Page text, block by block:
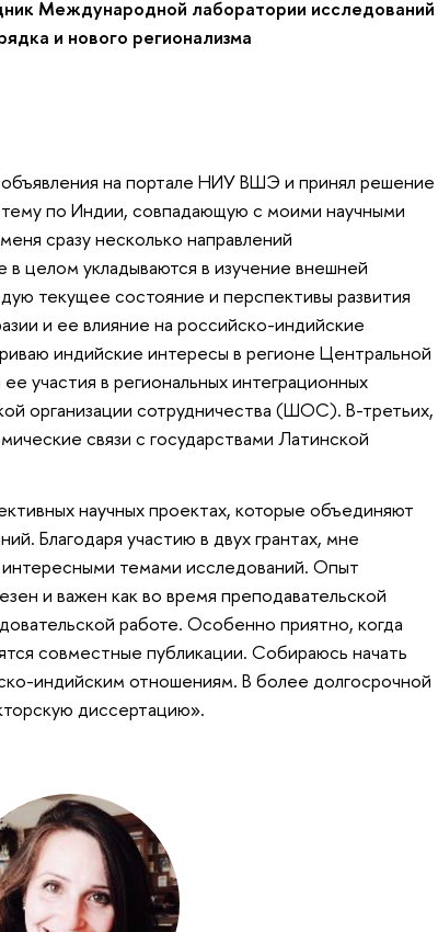
Международной лаборатории исследований
и нового регионализма
на портале НИУ ВШЭ и принял решение
по Индии, совпадающую с моими научными
сразу несколько направлений
целом укладываются в изучение внешней
текущее состояние и перспективы развития
и ее влияние на российско-индийские
индийские интересы в регионе Центральной
участия в региональных интеграционных
организации сотрудничества (ШОС). В-третьих,
связи с государствами Латинской
научных проектах, которые объединяют
Благодаря участию в двух грантах, мне
темами исследований. Опыт
и важен как во время преподавательской
работе. Особенно приятно, когда
совместные публикации. Собираюсь начать
индийским отношениям. В более долгосрочной
диссертацию».